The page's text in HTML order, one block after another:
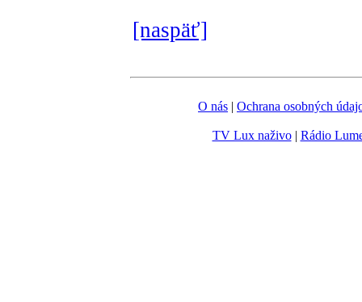
[naspäť]
O nás | Ochrana osobných
TV Lux naživo| Rádio